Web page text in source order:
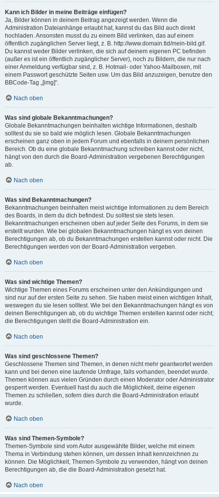
Kann ich Bilder in meine Beiträge einfügen?
Ja, Bilder können in deinem Beitrag angezeigt werden. Wenn die
Administration Dateianhänge erlaubt hat, kannst du das Bild auch direkt
hochladen. Ansonsten musst du zu einem Bild verlinken, das auf einem
öffentlich zugänglichen Server liegt, z. B. http://www.domain.tld/mein-bild.gif.
Du kannst weder Bilder verlinken, die sich auf deinem eigenen PC befinden
(außer es ist ein öffentlich zugänglicher Server), noch zu Bildern, die nur nach
einer Anmeldung verfügbar sind, z. B. Hotmail- oder Yahoo-Mailboxen, mit
einem Passwort geschützte Seiten usw. Um das Bild anzuzeigen, benutze den
BBCode-Tag „[img]“.
Nach oben
Was sind globale Bekanntmachungen?
Globale Bekanntmachungen beinhalten wichtige Informationen, deshalb
solltest du sie so bald wie möglich lesen. Globale Bekanntmachungen
erscheinen ganz oben in jedem Forum und ebenfalls in deinem persönlichen
Bereich. Ob du eine globale Bekanntmachung schreiben kannst oder nicht,
hängt von den durch die Board-Administration vergebenen Berechtigungen
ab.
Nach oben
Was sind Bekanntmachungen?
Bekanntmachungen beinhalten meist wichtige Informationen zu dem Bereich
des Boards, in dem du dich befindest. Du solltest sie stets lesen.
Bekanntmachungen erscheinen oben auf jeder Seite des Forums, in dem sie
erstellt wurden. Wie bei globalen Bekanntmachungen hängt es von deinen
Berechtigungen ab, ob du Bekanntmachungen erstellen kannst oder nicht. Die
Berechtigungen werden von der Board-Administration vergeben.
Nach oben
Was sind wichtige Themen?
Wichtige Themen eines Forums erscheinen unter den Ankündigungen und
sind nur auf der ersten Seite zu sehen. Sie haben meist einen wichtigen Inhalt,
weswegen du sie lesen solltest. Wie bei den Bekanntmachungen hängt es von
deinen Berechtigungen ab, ob du wichtige Themen erstellen kannst oder nicht;
die Berechtigungen stellt die Board-Administration ein.
Nach oben
Was sind geschlossene Themen?
Geschlossene Themen sind Themen, in denen nicht mehr geantwortet werden
kann und bei denen eine laufende Umfrage, falls vorhanden, beendet wurde.
Themen können aus vielen Gründen durch einen Moderator oder Administrator
gesperrt werden. Eventuell hast du auch die Möglichkeit, deine eigenen
Themen zu schließen, sofern dies durch die Board-Administration erlaubt
wurde.
Nach oben
Was sind Themen-Symbole?
Themen-Symbole sind vom Autor ausgewählte Bilder, welche mit einem
Thema in Verbindung stehen können, um dessen Inhalt kennzeichnen zu
können. Die Möglichkeit, Themen-Symbole zu verwenden, hängt von deinen
Berechtigungen ab, die die Board-Administration gesetzt hat.
Nach oben